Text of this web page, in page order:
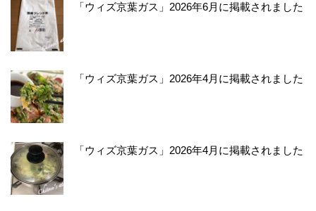
「ウィズ京葉ガス」2026年6月に掲載されました
「ウィズ京葉ガス」2026年4月に掲載されました
「ウィズ京葉ガス」2026年4月に掲載されました